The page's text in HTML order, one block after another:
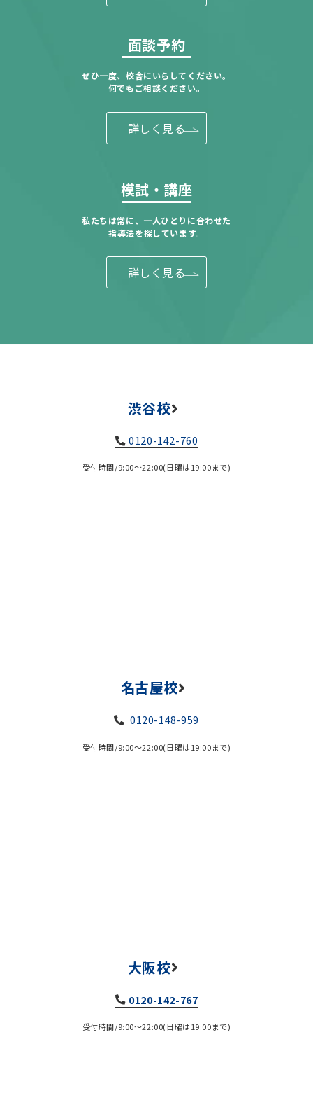
面談予約
ぜひ一度、校舎にいらしてください。
何でもご相談ください。
詳しく見る
模試・講座
私たちは常に、一人ひとりに合わせた
指導法を探しています。
詳しく見る
渋谷校
0120-142-760
受付時間/9:00～22:00(日曜は19:00まで)
名古屋校
0120-148-959
受付時間/9:00～22:00(日曜は19:00まで)
大阪校
0120-142-767
受付時間/9:00～22:00(日曜は19:00まで)